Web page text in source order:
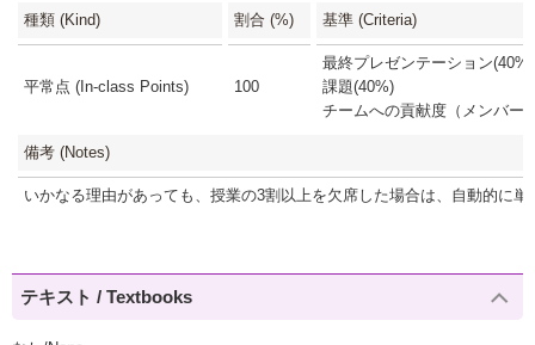
種類 (Kind) 割合 (%) 基準 (Criteria)
平常点 (In-class Points) 100
最終プレゼンテーション(40%)
課題(40%)
チームへの貢献度（メンバー
備考 (Notes)
いかなる理由があっても、授業の3割以上を欠席した場合は、自動的に
テキスト / Textbooks